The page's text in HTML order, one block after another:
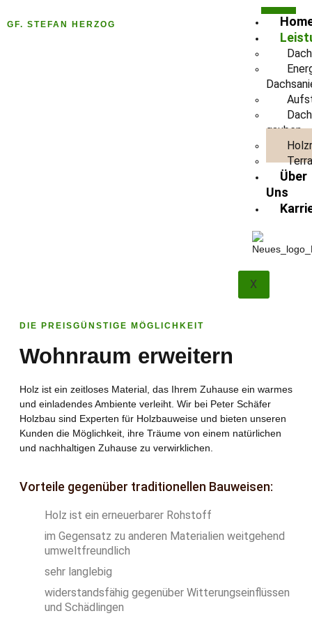
GF. STEFAN HERZOG
gauben
Über
Uns
X
DIE PREISGÜNSTIGE MÖGLICHKEIT
Wohnraum erweitern
Holz ist ein zeitloses Material, das Ihrem Zuhause ein warmes
und einladendes Ambiente verleiht. Wir bei Peter Schäfer
Holzbau sind Experten für Holzbauweise und bieten unseren
Kunden die Möglichkeit, ihre Träume von einem natürlichen
und nachhaltigen Zuhause zu verwirklichen.
Vorteile gegenüber traditionellen Bauweisen:
Holz ist ein erneuerbarer Rohstoff
im Gegensatz zu anderen Materialien weitgehend
umweltfreundlich
sehr langlebig
widerstandsfähig gegenüber Witterungseinflüssen
und Schädlingen